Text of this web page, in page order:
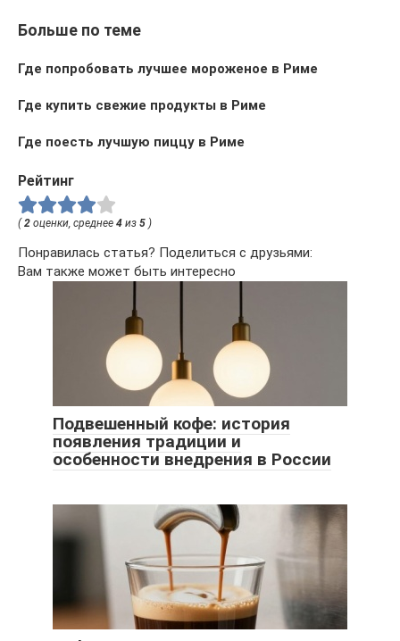
Больше по теме
Где попробовать лучшее мороженое в Риме
Где купить свежие продукты в Риме
Где поесть лучшую пиццу в Риме
Рейтинг
( 2 оценки, среднее 4 из 5 )
Понравилась статья? Поделиться с друзьями:
Вам также может быть интересно
Подвешенный кофе: история
появления традиции и
особенности внедрения в России